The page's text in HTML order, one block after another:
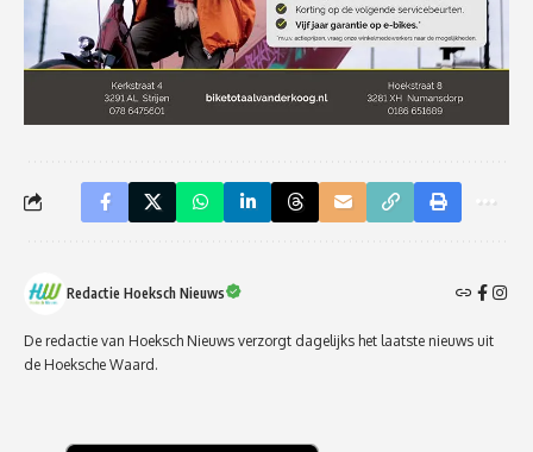
Redactie Hoeksch Nieuws
De redactie van Hoeksch Nieuws verzorgt dagelijks het laatste nieuws uit
de Hoeksche Waard.